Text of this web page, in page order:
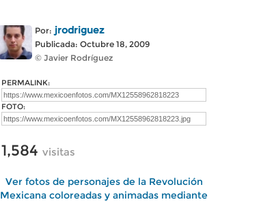
Por: jrodriguez
Publicada: Octubre 18, 2009
© Javier Rodríguez
PERMALINK:
FOTO:
1,584 visitas
Ver fotos de personajes de la Revolución
Mexicana coloreadas y animadas mediante